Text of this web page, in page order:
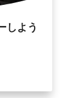
しよう